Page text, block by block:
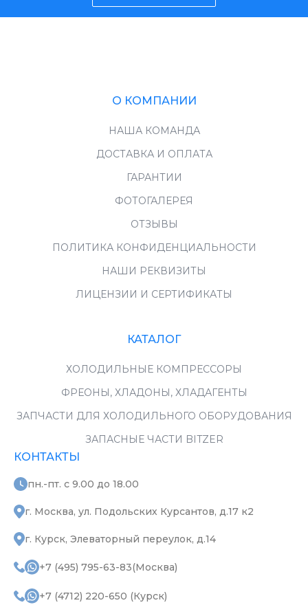
О КОМПАНИИ
НАША КОМАНДА
ДОСТАВКА И ОПЛАТА
ГАРАНТИИ
ФОТОГАЛЕРЕЯ
ОТЗЫВЫ
ПОЛИТИКА КОНФИДЕНЦИАЛЬНОСТИ
НАШИ РЕКВИЗИТЫ
ЛИЦЕНЗИИ И СЕРТИФИКАТЫ
КАТАЛОГ
ХОЛОДИЛЬНЫЕ КОМПРЕССОРЫ
ФРЕОНЫ, ХЛАДОНЫ, ХЛАДАГЕНТЫ
ЗАПЧАСТИ ДЛЯ ХОЛОДИЛЬНОГО ОБОРУДОВАНИЯ
ЗАПАСНЫЕ ЧАСТИ BITZER
КОНТАКТЫ
пн.-пт. с 9.00 до 18.00
г. Москва, ул. Подольских Курсантов, д.17 к2
г. Курск, Элеваторный переулок, д.14
+7 (495) 795-63-83(Москва)
+7 (4712) 220-650 (Курск)